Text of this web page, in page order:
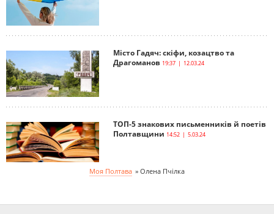
Місто Гадяч: скіфи, козацтво та
Драгоманов 19:37 | 12.03.24
ТОП-5 знакових письменників й поетів
Полтавщини 14:52 | 5.03.24
Моя Полтава » Олена Пчілка